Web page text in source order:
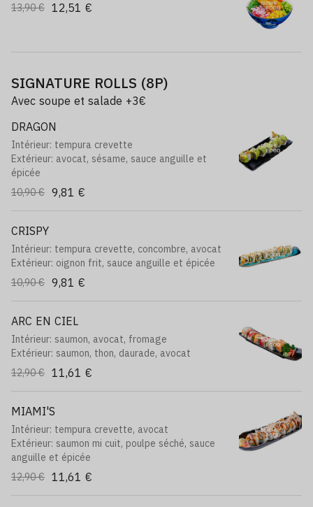
13,90 € 12,51 €
SIGNATURE ROLLS (8P)
Avec soupe et salade +3€
DRAGON
Intérieur: tempura crevette
Extérieur: avocat, sésame, sauce anguille et
épicée
10,90 € 9,81 €
CRISPY
Intérieur: tempura crevette, concombre, avocat
Extérieur: oignon frit, sauce anguille et épicée
10,90 € 9,81 €
ARC EN CIEL
Intérieur: saumon, avocat, fromage
Extérieur: saumon, thon, daurade, avocat
12,90 € 11,61 €
MIAMI'S
Intérieur: tempura crevette, avocat
Extérieur: saumon mi cuit, poulpe séché, sauce
anguille et épicée
12,90 € 11,61 €